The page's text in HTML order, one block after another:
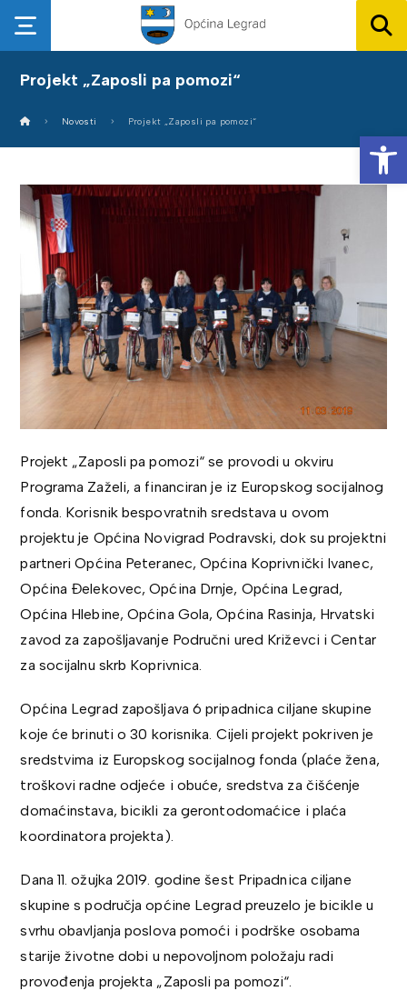
Projekt „Zaposli pa pomozi“
Novosti Projekt „Zaposli pa pomozi“
Projekt „Zaposli pa pomozi“ se provodi u okviru
Programa Zaželi, a financiran je iz Europskog socijalnog
fonda. Korisnik bespovratnih sredstava u ovom
projektu je Općina Novigrad Podravski, dok su projektni
partneri Općina Peteranec, Općina Koprivnički Ivanec,
Općina Đelekovec, Općina Drnje, Općina Legrad,
Općina Hlebine, Općina Gola, Općina Rasinja, Hrvatski
zavod za zapošljavanje Područni ured Križevci i Centar
za socijalnu skrb Koprivnica.
Općina Legrad zapošljava 6 pripadnica ciljane skupine
koje će brinuti o 30 korisnika. Cijeli projekt pokriven je
sredstvima iz Europskog socijalnog fonda (plaće žena,
troškovi radne odjeće i obuće, sredstva za čišćenje
domaćinstava, bicikli za gerontodomaćice i plaća
koordinatora projekta).
Dana 11. ožujka 2019. godine šest Pripadnica ciljane
skupine s područja općine Legrad preuzelo je bicikle u
svrhu obavljanja poslova pomoći i podrške osobama
starije životne dobi u nepovoljnom položaju radi
provođenja projekta „Zaposli pa pomozi“.